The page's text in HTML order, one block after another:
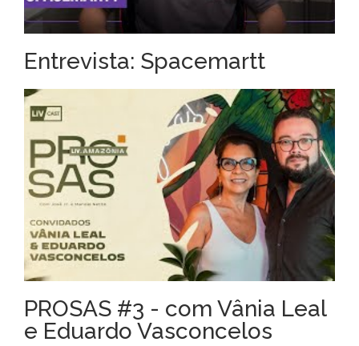
Entrevista: Spacemartt
PROSAS #3 - com Vânia Leal
e Eduardo Vasconcelos